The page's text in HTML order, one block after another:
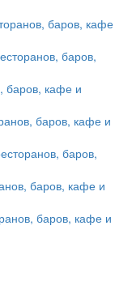
баров, кафе
баров,
баров, кафе и
баров, кафе и
баров,
баров, кафе и
баров, кафе и